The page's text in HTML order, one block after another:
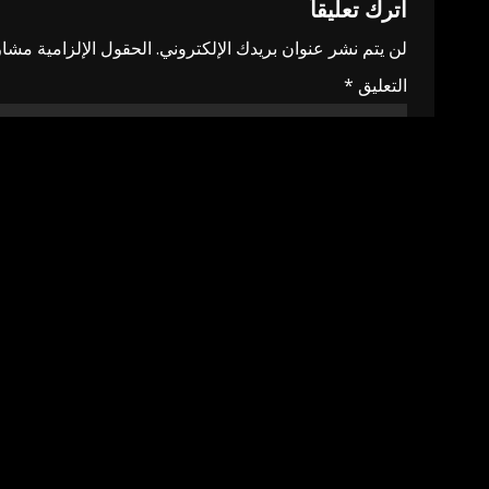
اترك تعليقاً
لن يتم نشر عنوان بريدك الإلكتروني. الحقول الإلزامية
التعليق *